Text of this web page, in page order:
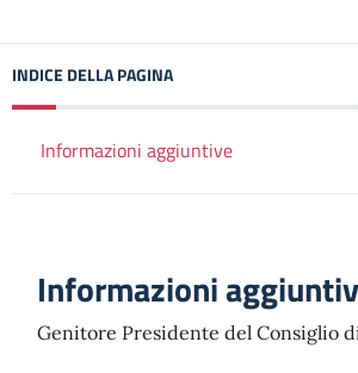
INDICE DELLA PAGINA
Informazioni aggiuntive
Informazioni
Genitore Presidente del Consiglio